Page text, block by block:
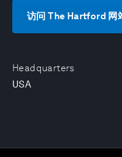
Headquarters
USA
访问 The Hartford 网